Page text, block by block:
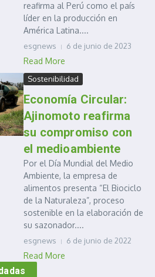
reafirma al Perú como el país
líder en la producción en
América Latina....
esgnews 6 de junio de 2023
Read More
Sostenibilidad
Economía Circular:
Ajinomoto reafirma
su compromiso con
el medioambiente
Por el Día Mundial del Medio
Ambiente, la empresa de
alimentos presenta “El Biociclo
de la Naturaleza”, proceso
sostenible en la elaboración de
su sazonador....
esgnews 6 de junio de 2022
Read More